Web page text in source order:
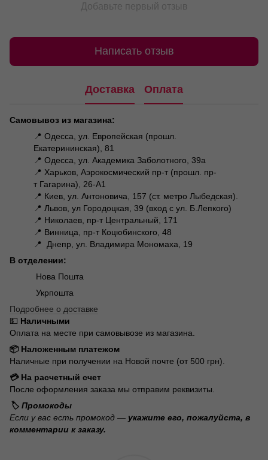
Добавьте первый отзыв
Написать отзыв
Доставка Оплата
Самовывоз из магазина:
📍 Одесса, ул. Европейская (прошл.
Екатерининская), 81
📍 Одесса, ул. Академика Заболотного, 39а
📍 Харьков, Аэрокосмический пр-т (прошл. пр-
т Гагарина), 26-А1
📍 Киев, ул. Антоновича, 157 (ст. метро Лыбедская).
📍 Львов, ул Городоцкая, 39 (вход с ул. Б.Лепкого)
📍 Николаев, пр-т Центральный, 171
📍 Винница, пр-т Коцюбинского, 48
📍 Днепр, ул. Владимира Мономаха, 19
В отделении:
Нова Пошта
Укрпошта
Подробнее о доставке
💵 Наличными
Оплата на месте при самовывозе из магазина.
📦 Наложенным платежом
Наличные при получении на Новой почте (от 500 грн).
💳 На расчетный счет
После оформления заказа мы отправим реквизиты.
🏷️ Промокоды
Если у вас есть промокод — укажите его, пожалуйста, в
комментарии к заказу.